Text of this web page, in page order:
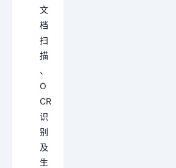
文
档
扫
描
、
O
CR
识
别
及
生